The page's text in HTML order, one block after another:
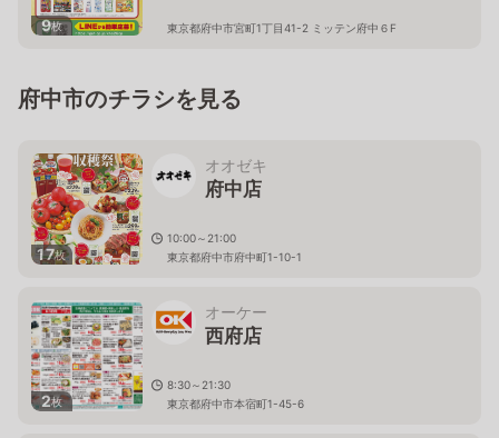
9枚 東京都府中市宮町1丁目41-2 ミッテン府中６F
府中市のチラシを見る
17枚
オオゼキ
府中店
10:00～21:00
東京都府中市府中町1-10-1
2枚
オーケー
西府店
8:30～21:30
東京都府中市本宿町1-45-6